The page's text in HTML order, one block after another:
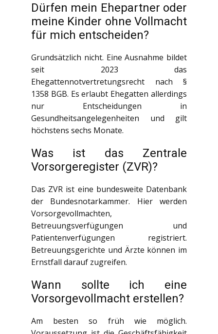
Dürfen mein Ehepartner oder
meine Kinder ohne Vollmacht
für mich entscheiden?
Grundsätzlich nicht. Eine Ausnahme bildet
seit 2023 das
Ehegattennotvertretungsrecht nach §
1358 BGB. Es erlaubt Ehegatten allerdings
nur Entscheidungen in
Gesundheitsangelegenheiten und gilt
höchstens sechs Monate.
Was ist das Zentrale
Vorsorgeregister (ZVR)?
Das ZVR ist eine bundesweite Datenbank
der Bundesnotarkammer. Hier werden
Vorsorgevollmachten,
Betreuungsverfügungen und
Patientenverfügungen registriert.
Betreuungsgerichte und Ärzte können im
Ernstfall darauf zugreifen.
Wann sollte ich eine
Vorsorgevollmacht erstellen?
Am besten so früh wie möglich.